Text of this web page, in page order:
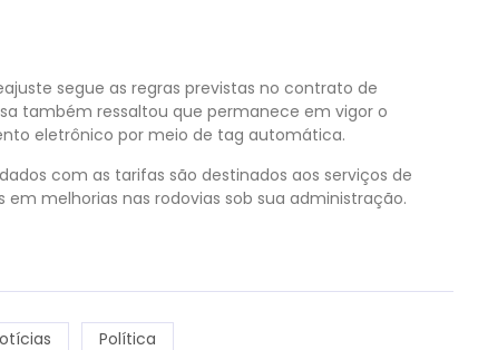
segue as regras previstas no contrato de
também ressaltou que permanece em vigor o
eletrônico por meio de tag automática.
com as tarifas são destinados aos serviços de
melhorias nas rodovias sob sua administração.
Política